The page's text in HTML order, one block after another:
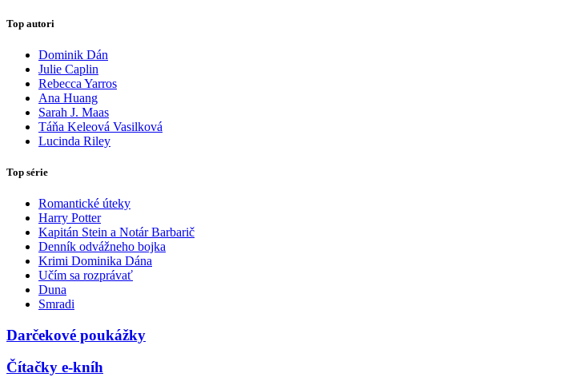
Top autori
Dominik Dán
Julie Caplin
Rebecca Yarros
Ana Huang
Sarah J. Maas
Táňa Keleová Vasilková
Lucinda Riley
Top série
Romantické úteky
Harry Potter
Kapitán Stein a Notár Barbarič
Denník odvážneho bojka
Krimi Dominika Dána
Učím sa rozprávať
Duna
Smradi
Darčekové poukážky
Čítačky e-kníh